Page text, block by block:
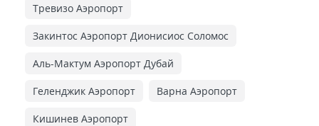
Тревизо Аэропорт
Закинтос Аэропорт Дионисиос Соломос
Аль-Мактум Аэропорт Дубай
Геленджик Аэропорт Варна Аэропорт
Кишинев Аэропорт